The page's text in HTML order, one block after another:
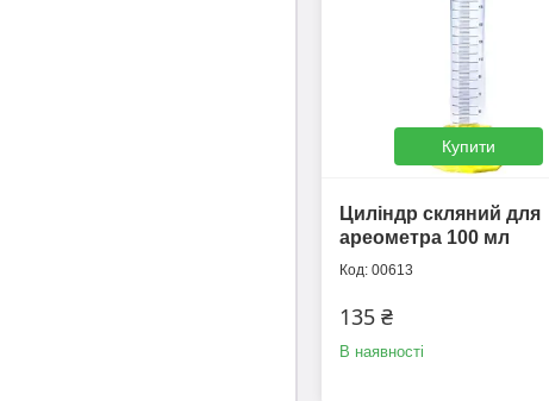
Купити
Циліндр скляний для
ареометра 100 мл
00613
135 ₴
В наявності